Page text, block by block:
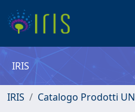
IRIS
IRIS Catalogo Prodotti